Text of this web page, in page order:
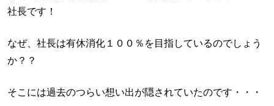
社長です！
なぜ、社長は有休消化１００％を目指しているのでしょう
か？？
そこには過去のつらい想い出が隠されていたのです・・・